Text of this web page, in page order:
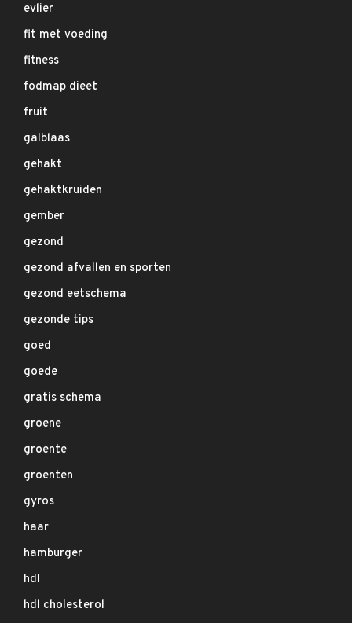
evlier
fit met voeding
fitness
fodmap dieet
fruit
galblaas
gehakt
gehaktkruiden
gember
gezond
gezond afvallen en sporten
gezond eetschema
gezonde tips
goed
goede
gratis schema
groene
groente
groenten
gyros
haar
hamburger
hdl
hdl cholesterol